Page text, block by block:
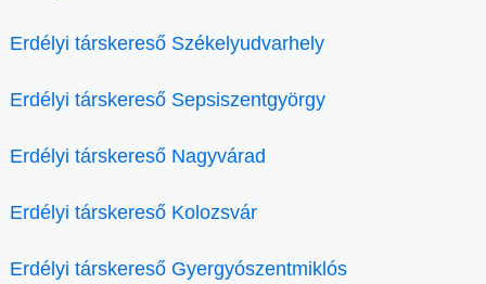
Erdélyi társkereső Székelyudvarhely
Erdélyi társkereső Sepsiszentgyörgy
Erdélyi társkereső Nagyvárad
Erdélyi társkereső Kolozsvár
Erdélyi társkereső Gyergyószentmiklós